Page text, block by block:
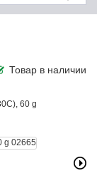
Товар в наличии